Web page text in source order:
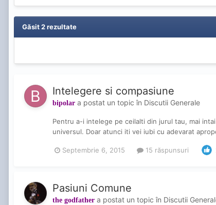
Găsit 2 rezultate
Intelegere si compasiune
bipolar a postat un topic în Discutii Generale
Pentru a-i intelege pe ceilalti din jurul tau, mai
universul. Doar atunci iti vei iubi cu adevarat
Septembrie 6, 2015 15 răspunsuri
Pasiuni Comune
the godfather a postat un topic în Discutii